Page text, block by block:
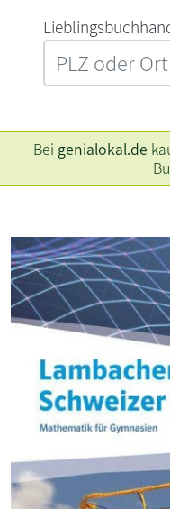
Bei genialokal.de